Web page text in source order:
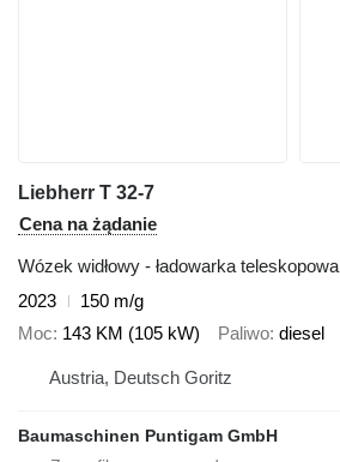
Liebherr T 32-7
Cena na żądanie
Wózek widłowy - ładowarka teleskopowa
2023
150 m/g
Moc 143 KM (105 kW) Paliwo diesel
Austria, Deutsch Goritz
Baumaschinen Puntigam GmbH